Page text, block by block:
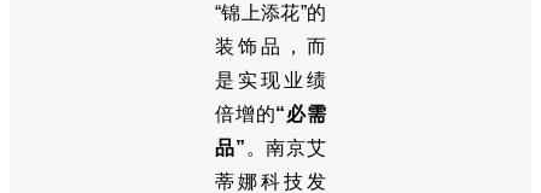
“锦上添花”的
装饰品，而
是实现业绩
倍增的“必需
品” 。南京艾
蒂娜科技发